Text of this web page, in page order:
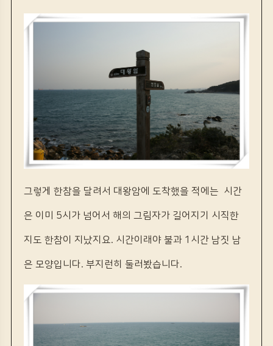
그렇게 한참을 달려서 대왕암에 도착했을 적에는 시간
은 이미 5시가 넘어서 해의 그림자가 길어지기 시직한
지도 한참이 지났지요. 시간이래야 불과 1시간 남짓 남
은 모양입니다. 부지런히 둘러봤습니다.